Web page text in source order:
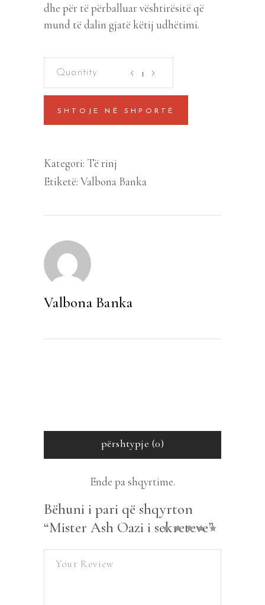
dhe për të përballuar vështirësitë që
mund të dalin gjatë këtij udhëtimi.
Oazi
i
SHTOJE NË SHPORTË
Kategori: Të rinj
Etiketë: Valbona Banka
Valbona Banka
përshtypje (0)
Ende pa shqyrtime.
Bëhuni i pari që shqyrton
“Mister Ash Oazi i sekreteve”